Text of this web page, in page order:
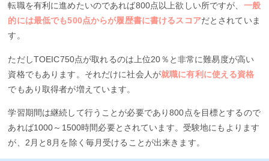
転職を有利に進めたいのであれば800点以上欲しい所ですが、 一般
的には最低でも500点からが履歴書に書けるスコアだとされていま
す。
ただしTOEIC750点が取れるのは上位20％と非常に難易度が高い
資格でもあります。それだけに社会人が就職に有利に使える資格
でもあり取得者が増えています。
学習期間は継続して行うことが必要であり800点を目標とするので
あれば1000～1500時間必要とされています。受験地にもよります
が、2月と8月を除く毎月受けることが出来きます。